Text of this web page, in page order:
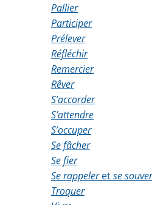
Pallier
Participer
Prélever
Réfléchir
Remercier
Rêver
S’accorder
S’attendre
S’occuper
Se fâcher
Se fier
Se rappeleretse
Troquer